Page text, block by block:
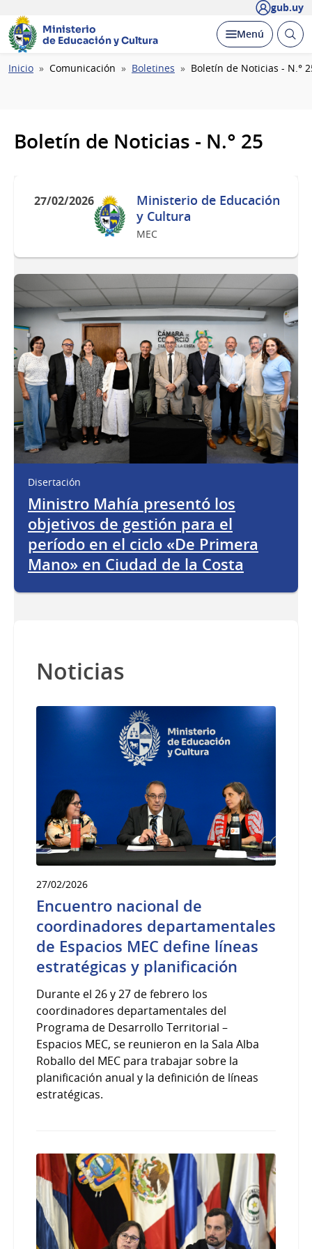
gub.uy
Ministerio
de Educación y Cultura
Desplegar
Menú Abrir
Ruta
Inicio Comunicación Boletines Boletín de Noticias - N.°
Boletín de Noticias - N.° 25
27/02/2026
Ministerio de Educación
y Cultura
MEC
Disertación
Ministro Mahía presentó los
objetivos de gestión para el
período en el ciclo «De Primera
Mano» en Ciudad de la Costa
Noticias
27/02/2026
Encuentro nacional de
coordinadores departamentales
de Espacios MEC define líneas
estratégicas y planificación
Durante el 26 y 27 de febrero los
coordinadores departamentales del
Programa de Desarrollo Territorial –
Espacios MEC, se reunieron en la Sala Alba
Roballo del MEC para trabajar sobre la
planificación anual y la definición de líneas
estratégicas.